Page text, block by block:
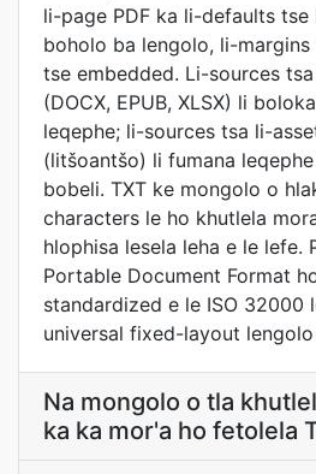
li-page PDF ka li-defaults tse
boholo ba lengolo, li-
tse embedded. Li-sources
(DOCX, EPUB, XLSX) li
leqephe; li-sources tsa li-
(litšoantšo) li fumana
bobeli. TXT ke mongolo o
characters le ho khutlela
hlophisa lesela leha e le lefe.
Portable Document Format
standardized e le ISO 32000
universal fixed-layout
Na mongolo o tla
ka ka mor'a ho fetolela